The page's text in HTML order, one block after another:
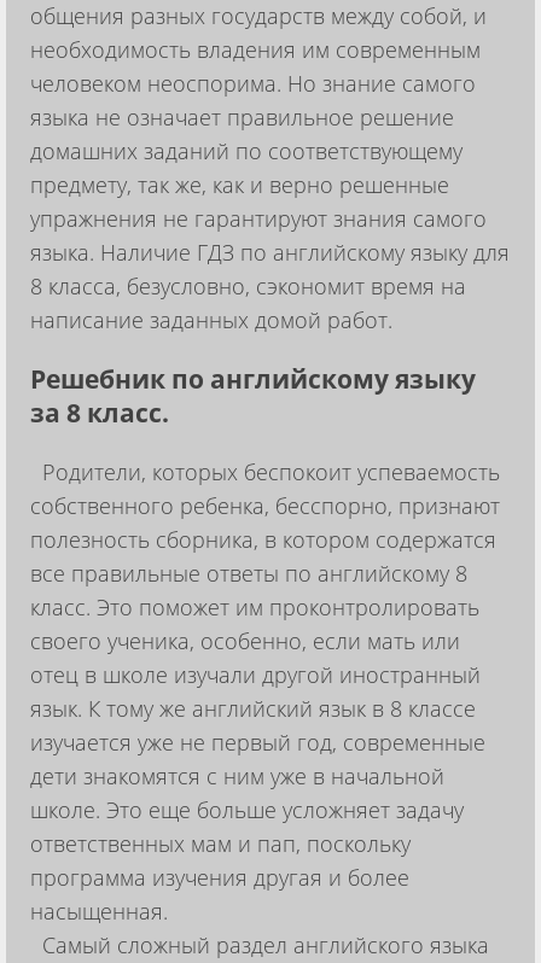
общения разных государств между собой, и
необходимость владения им современным
человеком неоспорима. Но знание самого
языка не означает правильное решение
домашних заданий по соответствующему
предмету, так же, как и верно решенные
упражнения не гарантируют знания самого
языка. Наличие ГДЗ по английскому языку для
8 класса, безусловно, сэкономит время на
написание заданных домой работ.
Решебник по английскому языку
за 8 класс.
Родители, которых беспокоит успеваемость
собственного ребенка, бесспорно, признают
полезность сборника, в котором содержатся
все правильные ответы по английскому 8
класс. Это поможет им проконтролировать
своего ученика, особенно, если мать или
отец в школе изучали другой иностранный
язык. К тому же английский язык в 8 классе
изучается уже не первый год, современные
дети знакомятся с ним уже в начальной
школе. Это еще больше усложняет задачу
ответственных мам и пап, поскольку
программа изучения другая и более
насыщенная.
Самый сложный раздел английского языка